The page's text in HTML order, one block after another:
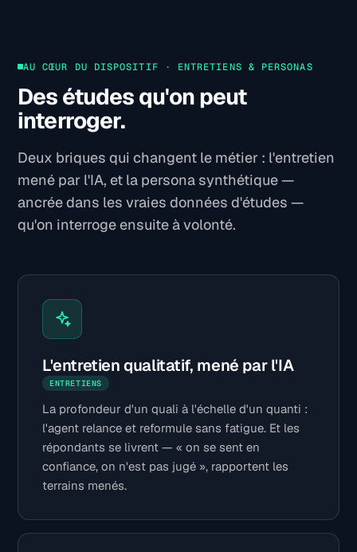
AU CŒUR DU DISPOSITIF · ENTRETIENS & PERSONAS
Des études qu'on peut
interroger.
Deux briques qui changent le métier : l'entretien
mené par l'IA, et la persona synthétique —
ancrée dans les vraies données d'études —
qu'on interroge ensuite à volonté.
L'entretien qualitatif, mené par l'IA
ENTRETIENS
La profondeur d'un quali à l'échelle d'un quanti :
l'agent relance et reformule sans fatigue. Et les
répondants se livrent — « on se sent en
confiance, on n'est pas jugé », rapportent les
terrains menés.